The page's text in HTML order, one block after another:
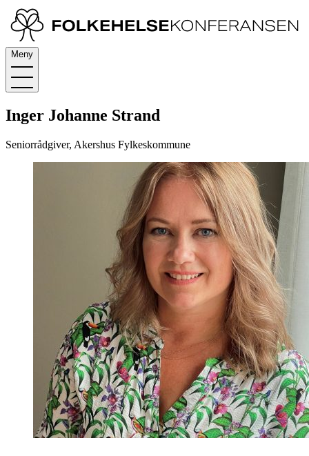
Meny
Inger Johanne Strand
Seniorrådgiver, Akershus Fylkeskommune